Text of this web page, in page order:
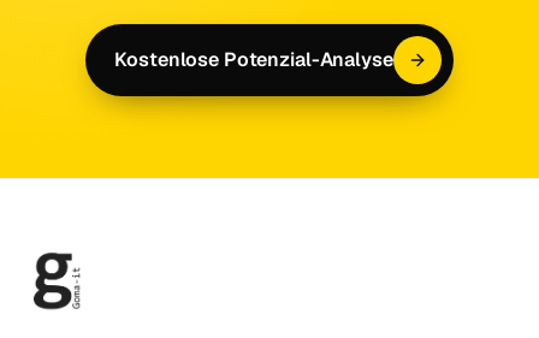
Kostenlose Potenzial-Analyse